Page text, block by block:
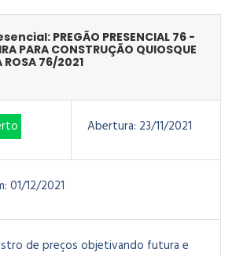
PREGÃO PRESENCIAL 76 -
PARA CONSTRUÇÃO QUIOSQUE
ROSA 76/2021
Abertura: 23/11/2021
01/12/2021
de preços objetivando futura e